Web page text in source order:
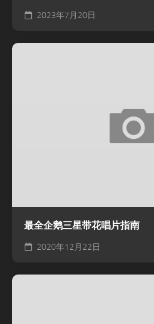
2023年7月20日
最全企鹅三星带花唱片指南
2020年12月22日